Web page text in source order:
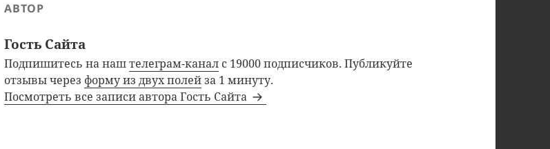
АВТОР
Гость Сайта
Подпишитесь на наштелеграм-канал с 19000 подписчиков. Публикуйте
отзывы через форму из двух полейза 1 минуту.
Посмотреть все записи автора Гость Сайта